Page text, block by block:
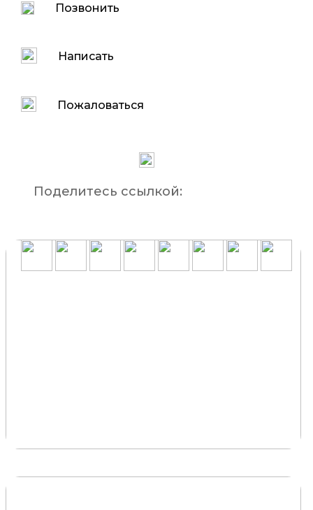
Позвонить
Написать
Пожаловаться
Поделитесь ссылкой: